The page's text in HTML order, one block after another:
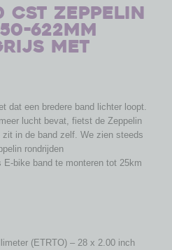
Zeppelin
622mm
met
dat een bredere band lichter loopt.
lucht bevat, fietst de Zeppelin
in de band zelf. We zien steeds
rondrijden
bike band te monteren tot 25km
(ETRTO) – 28 x 2.00 inch